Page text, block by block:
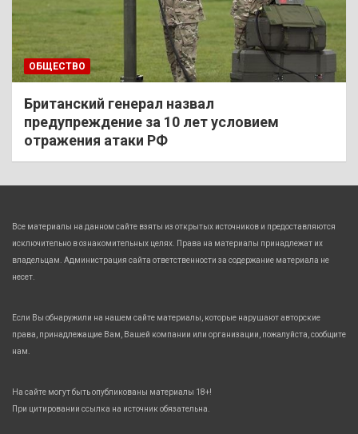
ОБЩЕСТВО
Британский генерал назвал
предупреждение за 10 лет условием
отражения атаки РФ
Все материалы на данном сайте взяты из открытых источников и предоставляются
исключительно в ознакомительных целях. Права на материалы принадлежат их
владельцам. Администрация сайта ответственности за содержание материала не
несет.
Если Вы обнаружили на нашем сайте материалы, которые нарушают авторские
права, принадлежащие Вам, Вашей компании или организации, пожалуйста, сообщите
нам.
На сайте могут быть опубликованы материалы 18+!
При цитировании ссылка на источник обязательна.